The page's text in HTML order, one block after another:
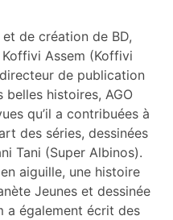
et de création de BD,
Assem (Koffivi
de publication
histoires, AGO
qu’il a contribuées à
des séries, dessinées
Tani (Super Albinos).
aiguille, une histoire
Jeunes et dessinée
a également écrit des